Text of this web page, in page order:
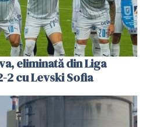
eliminată din Liga
2 cu Levski Sofia